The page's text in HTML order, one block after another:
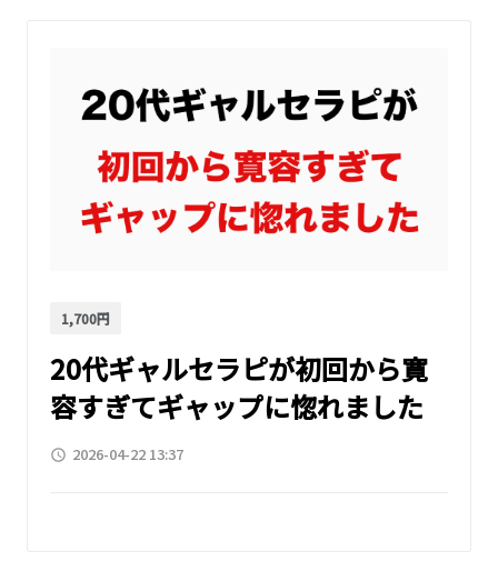
1,700円
20代ギャルセラピが初回から寛
容すぎてギャップに惚れました
access_time 2026-04-22 13:37